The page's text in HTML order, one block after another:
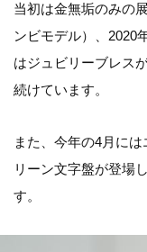
当初は金無垢のみの
ンビモデル）、2020
はジュビリーブレス
続けています。
また、今年の4月に
リーン文字盤が登場
す。